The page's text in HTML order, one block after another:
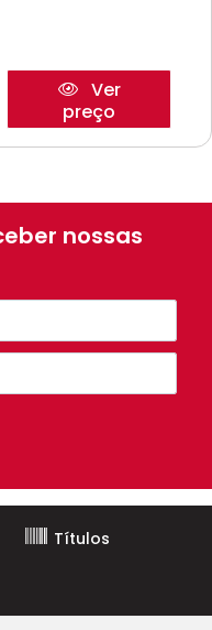
Ver
preço
nossas
Títulos